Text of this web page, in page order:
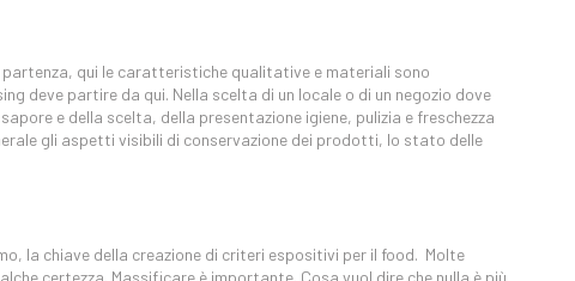
qui le caratteristiche qualitative e materiali sono
deve partire da qui. Nella scelta di un locale o di un negozio dove
e della scelta, della presentazione igiene, pulizia e freschezza
gli aspetti visibili di conservazione dei prodotti, lo stato delle
la chiave della creazione di criteri espositivi per il food. Molte
certezza. Massificare è importante. Cosa vuol dire che nulla è più